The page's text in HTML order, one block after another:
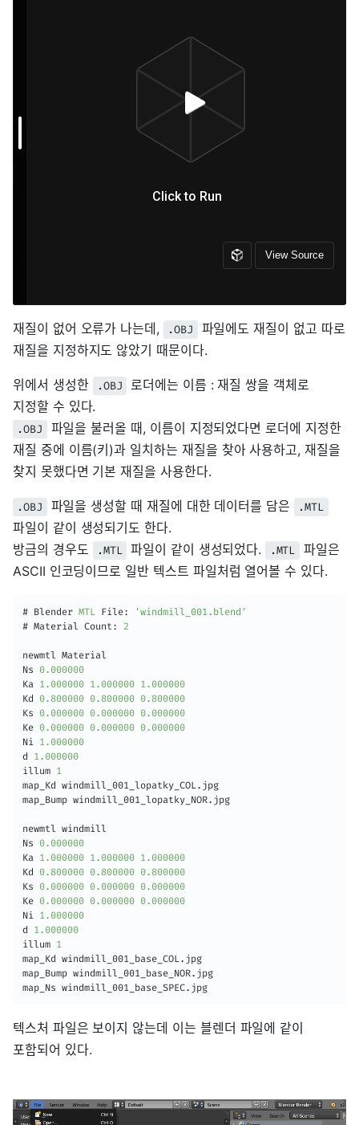
재질이 없어 오류가 나는데, .OBJ
파일에도 재질이 없고 따로
재질을 지정하지도 않았기 때문이다.
위에서 생성한 .OBJ
로더에는 이름 : 재질 쌍을 객체로
지정할 수 있다.
.OBJ
파일을 불러올 때, 이름이 지정되었다면 로더에 지정한
재질 중에 이름(키)과 일치하는 재질을 찾아 사용하고, 재질을
찾지 못했다면 기본 재질을 사용한다.
.OBJ 파일을 생성할 때 재질에 대한 데이터를 담은 .MTL
파일이 같이 생성되기도 한다.
방금의 경우도
.MTL 파일이 같이 생성되었다. .MTL
파일은
ASCII 인코딩이므로 일반 텍스트 파일처럼 열어볼 수 있다.
# Blender MTL File:
'windmill_001.blend'
# Material Count : 2
newmtl Material
Ns 0.000000
Ka 1.000000 1.000000 1.000000
Kd 0.800000 0.800000 0.800000
Ks 0.000000 0.000000 0.000000
Ke 0.000000 0.000000 0.000000
Ni 1.000000
d 1.000000
illum 1
map_Kd windmill_001_lopatky_COL. jpg
map_Bump windmill_001_lopatky_NOR. jpg
newmtl windmill
Ns 0.000000
Ka 1.000000 1.000000 1.000000
Kd 0.800000 0.800000 0.800000
Ks 0.000000 0.000000 0.000000
Ke 0.000000 0.000000 0.000000
Ni 1.000000
d 1.000000
illum 1
map_Kd windmill_001_base_COL. jpg
map_Bump windmill_001_base_NOR. jpg
map_Ns windmill_001_base_SPEC. jpg
텍스처 파일은 보이지 않는데 이는 블렌더 파일에 같이
포함되어 있다.